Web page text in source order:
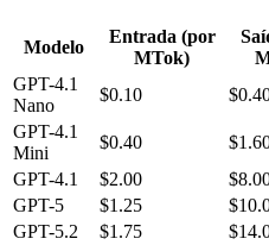
Modelo
Entrada (por
MTok)
GPT-4.1
Nano
$0.10
GPT-4.1
Mini
$0.40
GPT-4.1
$2.00
GPT-5
$1.25
GPT-5.2
$1.75